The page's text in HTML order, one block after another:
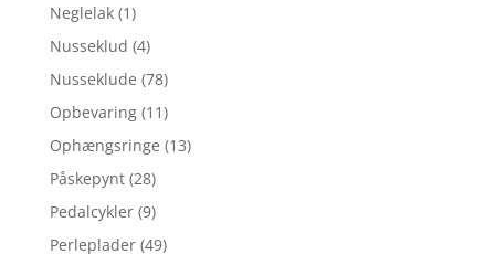
Neglelak (1)
Nusseklud (4)
Nusseklude (78)
Opbevaring (11)
Ophængsringe (13)
Påskepynt (28)
Pedalcykler (9)
Perleplader (49)